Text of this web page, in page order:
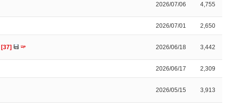
2026/07/06 4,755
2026/07/01 2,650
[37] 2026/06/18 3,442
2026/06/17 2,309
2026/05/15 3,913